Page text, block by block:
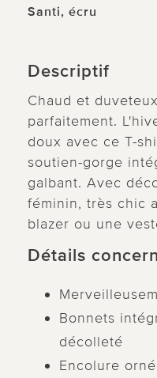
Santi, écru
Descriptif
Chaud et
parfaitement.
doux avec ce T-
soutien-gorge
galbant. Avec
féminin, très chic
blazer ou une
Détails
Bonnets
décolleté
Encolure